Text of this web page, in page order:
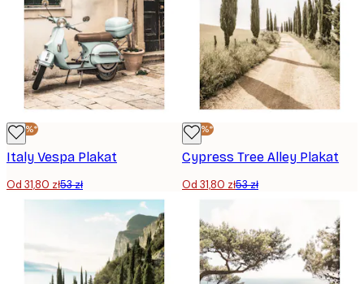
-40%*
Italy Vespa Plakat
Od 31,80 zł53 zł
-40%*
Cypress Tree Alley Plakat
Od 31,80 zł53 zł